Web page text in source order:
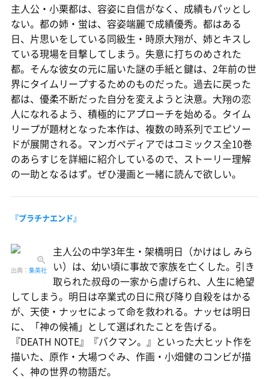
主人公・小栗都は、容姿に自信がなく、成績もパッとし
ない。都の姉・蛍は、容姿端麗で成績優秀。都はある
日、片思いをしている同級生・時原大翔が、姉とキスし
ている現場を目撃してしまう。失意に打ちのめされた
都。そんな彼女の元に届いた謎の手紙と鍵は、2年前の世
界にタイムリープするためのものだった。過去に戻った
都は、優柔不断だった自分を変えようと決意。大翔の恋
人になれるよう、積極的にアプローチを始める。タイム
リープが題材となった本作は、複数の時系列でエピソー
ドが展開される。マンガペディアではコミックス全10巻
のあらすじを詳細に紹介しているので、ストーリー理解
の一助となるはず。ぜひ漫画と一緒に読んで欲しい。
『プラチナエンド』
出典： 集英社
主人公の中学3年生・架橋明日（かけはし みら
い）は、幼い頃に事故で家族を亡くした。引き
取られた叔母の一家から虐げられ、人生に絶望
してしまう。明日は卒業式の日に飛び降り自殺をはかる
が、天使・ナッセによって命を救われる。ナッセは明日
に、「神の候補」として選ばれたことを告げる。
『DEATH NOTE』『バクマン。』といった大ヒット作を
描いた、原作・大場つぐみ、作画・小畑健のコンビが描
く、神の世界の物語だ。